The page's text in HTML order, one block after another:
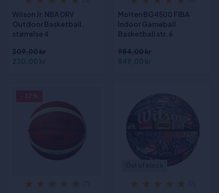
Wilson Jr. NBA DRV
Outdoor Basketball,
størrelse 4
309,00 kr
230,00 kr
Molten BG4500 FIBA
Indoor Gameball
Basketball str. 6
984,00 kr
849,00 kr